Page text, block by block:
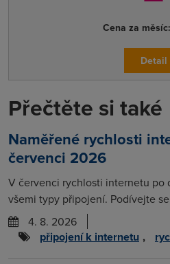
Cena za měsíc:
Detail
Přečtěte si také
Naměřené rychlosti
červenci 2026
V červenci rychlosti internetu po
všemi typy připojení. Podívejte
4. 8. 2026
připojení k internetu ,